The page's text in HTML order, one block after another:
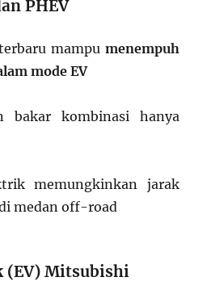
PHEV
mampu menempuh
mode EV
bakar kombinasi hanya
memungkinkan jarak
medan off-road
Mitsubishi